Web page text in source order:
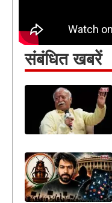
संबंधित खबरें